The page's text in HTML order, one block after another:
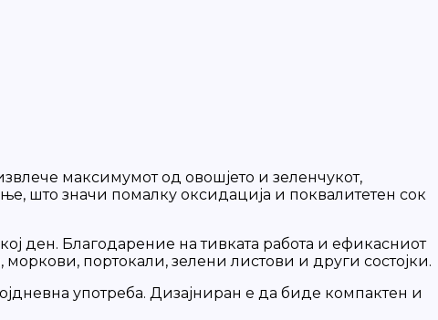
максимумот од овошјето и зеленчукот,
што значи помалку оксидација и поквалитетен сок
ден. Благодарение на тивката работа и ефикасниот
портокали, зелени листови и други состојки.
употреба. Дизајниран е да биде компактен и